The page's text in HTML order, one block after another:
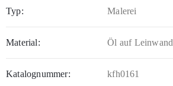
Typ: Malerei
Material: Öl auf Leinwand
Katalognummer: kfh0161